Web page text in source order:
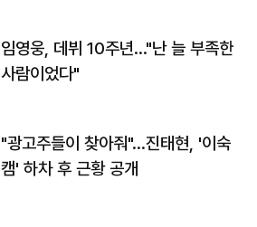
임영웅, 데뷔 10주년…"난 늘 부족한
사람이었다"
"광고주들이 찾아줘"…진태현, '이숙
캠' 하차 후 근황 공개